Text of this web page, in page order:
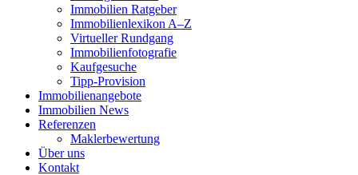
Immobilien Ratgeber
Immobilienlexikon A–Z
Virtueller Rundgang
Immobilienfotografie
Kaufgesuche
Tipp-Provision
Immobilienangebote
Immobilien News
Referenzen
Maklerbewertung
Über uns
Kontakt